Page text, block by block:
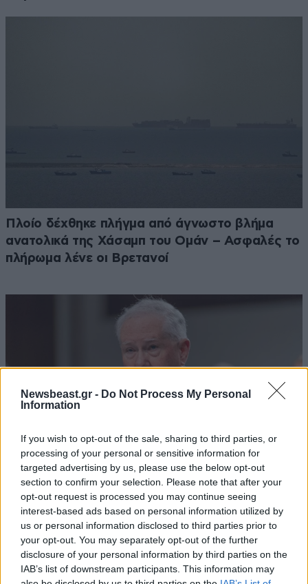
Newsbeast.gr - Do Not Process My Personal
Information
If you wish to opt-out of the sale, sharing to third parties, or
processing of your personal or sensitive information for
targeted advertising by us, please use the below opt-out
section to confirm your selection. Please note that after your
opt-out request is processed you may continue seeing
interest-based ads based on personal information utilized by
us or personal information disclosed to third parties prior to
your opt-out. You may separately opt-out of the further
disclosure of your personal information by third parties on the
IAB’s list of downstream participants. This information may
Πλοίο δέχθηκε πλήγμα από άγνωστο βλήμα
ανατολικά της Χάσαμπ του Ομάν – Ασφαλές το
πλήρωμα λένε οι Βρετανοί
ΗΠΑ: Το Πεντάγωνο του κόβει στον πρώην
υπουργός Πολεμικής Αεροπορίας την
πρόσβαση σε απόρρητα μετά τη διαρροή για το
νέο Air Force One